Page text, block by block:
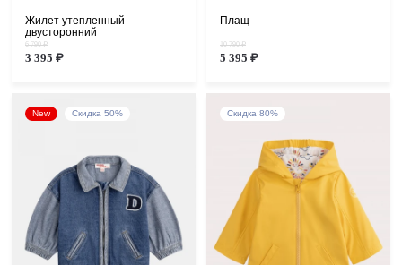
Жилет утепленный
двусторонний
6 790 ₽
3 395 ₽
Плащ
10 790 ₽
5 395 ₽
New Скидка 50% Скидка 80%